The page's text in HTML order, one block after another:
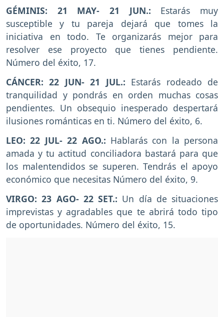
GÉMINIS: 21 MAY- 21 JUN.: Estarás muy
susceptible y tu pareja dejará que tomes la
iniciativa en todo. Te organizarás mejor para
resolver ese proyecto que tienes pendiente.
Número del éxito, 17.
CÁNCER: 22 JUN- 21 JUL.: Estarás rodeado de
tranquilidad y pondrás en orden muchas cosas
pendientes. Un obsequio inesperado despertará
ilusiones románticas en ti. Número del éxito, 6.
LEO: 22 JUL- 22 AGO.: Hablarás con la persona
amada y tu actitud conciliadora bastará para que
los malentendidos se superen. Tendrás el apoyo
económico que necesitas Número del éxito, 9.
VIRGO: 23 AGO- 22 SET.: Un día de situaciones
imprevistas y agradables que te abrirá todo tipo
de oportunidades. Número del éxito, 15.